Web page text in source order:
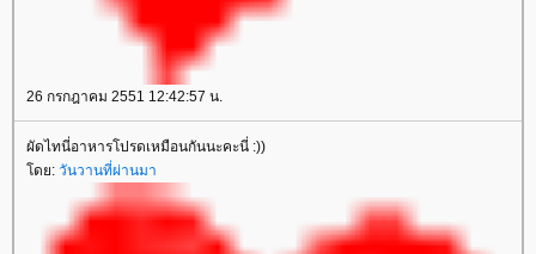
26 กรกฎาคม 2551 12:42:57 น.
ผัดไทนี่อาหารโปรดเหมือนกันนะคะนี่ :))
ดย: วันวานที่ผ่านมา